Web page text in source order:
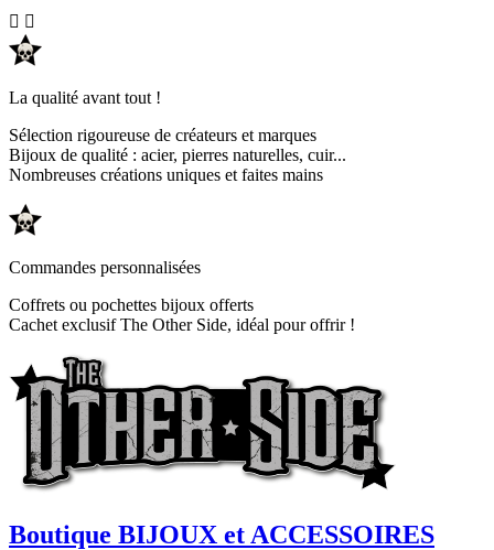
 
La qualité avant tout !
Sélection rigoureuse de créateurs et marques
Bijoux de qualité : acier, pierres naturelles, cuir...
Nombreuses créations uniques et faites mains
Commandes personnalisées
Coffrets ou pochettes bijoux offerts
Cachet exclusif The Other Side, idéal pour offrir !
Boutique BIJOUX et ACCESSOIRES